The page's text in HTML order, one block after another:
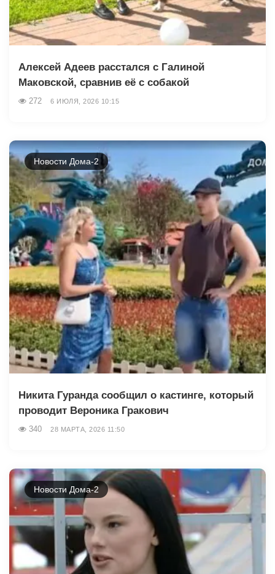
Алексей Адеев расстался с Галиной
Маковской, сравнив её с собакой
272 6 ИЮЛЯ, 2026 10:15
Новости Дома-2
Никита Гуранда сообщил о кастинге, который
проводит Вероника Гракович
340 28 МАРТА, 2026 11:50
Новости Дома-2